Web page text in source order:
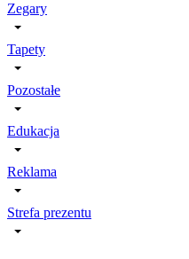
Zegary
Tapety
Pozostałe
Edukacja
Reklama
Strefa prezentu